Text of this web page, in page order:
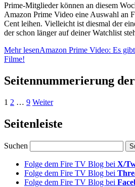
Prime-Mitglieder können an diesem
Amazon Prime Video eine Auswahl an
Cent leihen. Vielleicht ist diesmal der
der schon länger auf deiner Watchlist
Mehr lesenAmazon Prime Video: Es
Filme!
Seitennummerierung
1 2 … 9 Weiter
Seitenleiste
Suchen
Folge dem Fire TV Blog bei X/
Folge dem Fire TV Blog bei
Folge dem Fire TV Blog bei